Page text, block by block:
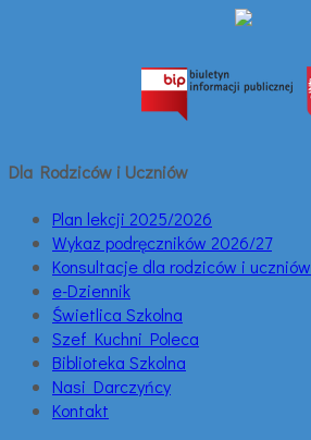
Dla Rodziców i Uczniów
Plan lekcji 2025/2026
Wykaz podręczników 2026/27
Konsultacje dla rodziców i uczniów
e-Dziennik
Świetlica Szkolna
Szef Kuchni Poleca
Biblioteka Szkolna
Nasi Darczyńcy
Kontakt